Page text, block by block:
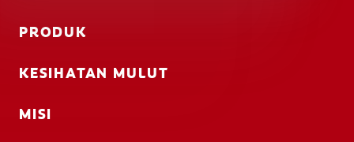
PRODUK
KESIHATAN MULUT
MISI